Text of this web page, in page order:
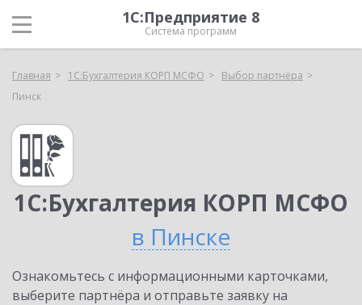
1С:Предприятие 8
Система программ
Главная 1С:Бухгалтерия КОРП МСФО
Выбор партнёра
Пинск
1С:Бухгалтерия КОРП МСФО
в Пинске
Ознакомьтесь с информационными карточками,
выберите партнёра и отправьте заявку на